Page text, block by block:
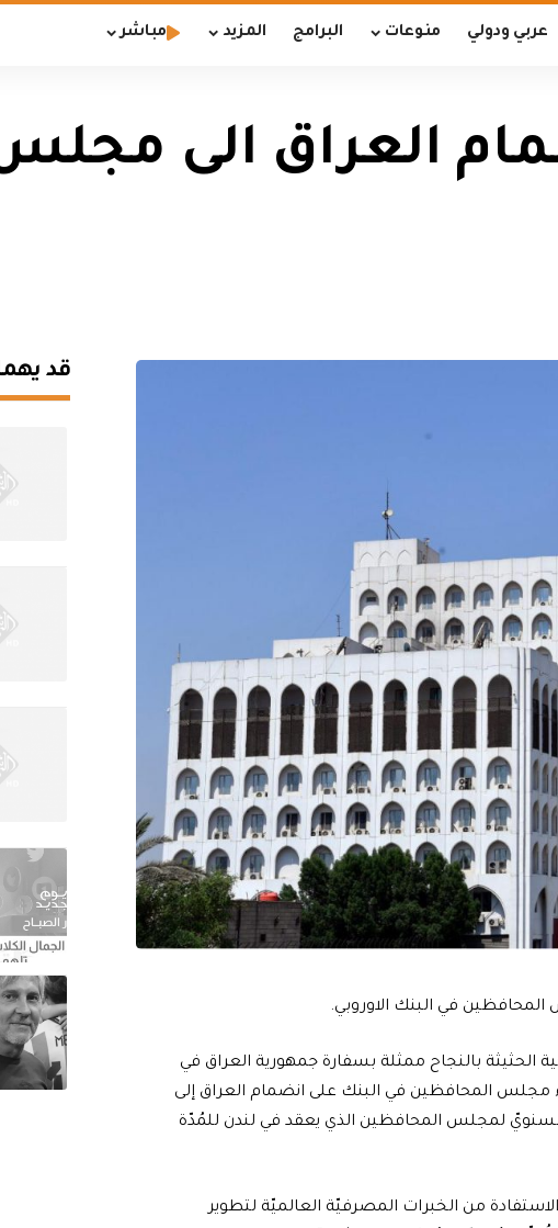
عربي ودولي منوعات البرامج المزيد مباشر
العراق الى
المحافظين في البنك الاوروبي.
الحثيثة بالنجاح ممثلة بسفارة جمهورية العراق في
مجلس المحافظين في البنك على انضمام العراق إلى
لمجلس المحافظين الذي يعقد في لندن للمُدّة
من الخبرات المصرفيّة العالميّة لتطوير
قد